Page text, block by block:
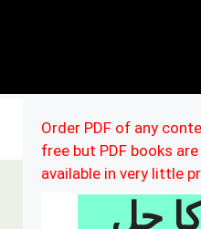
Order PDF of any
free but PDF books
available in very little